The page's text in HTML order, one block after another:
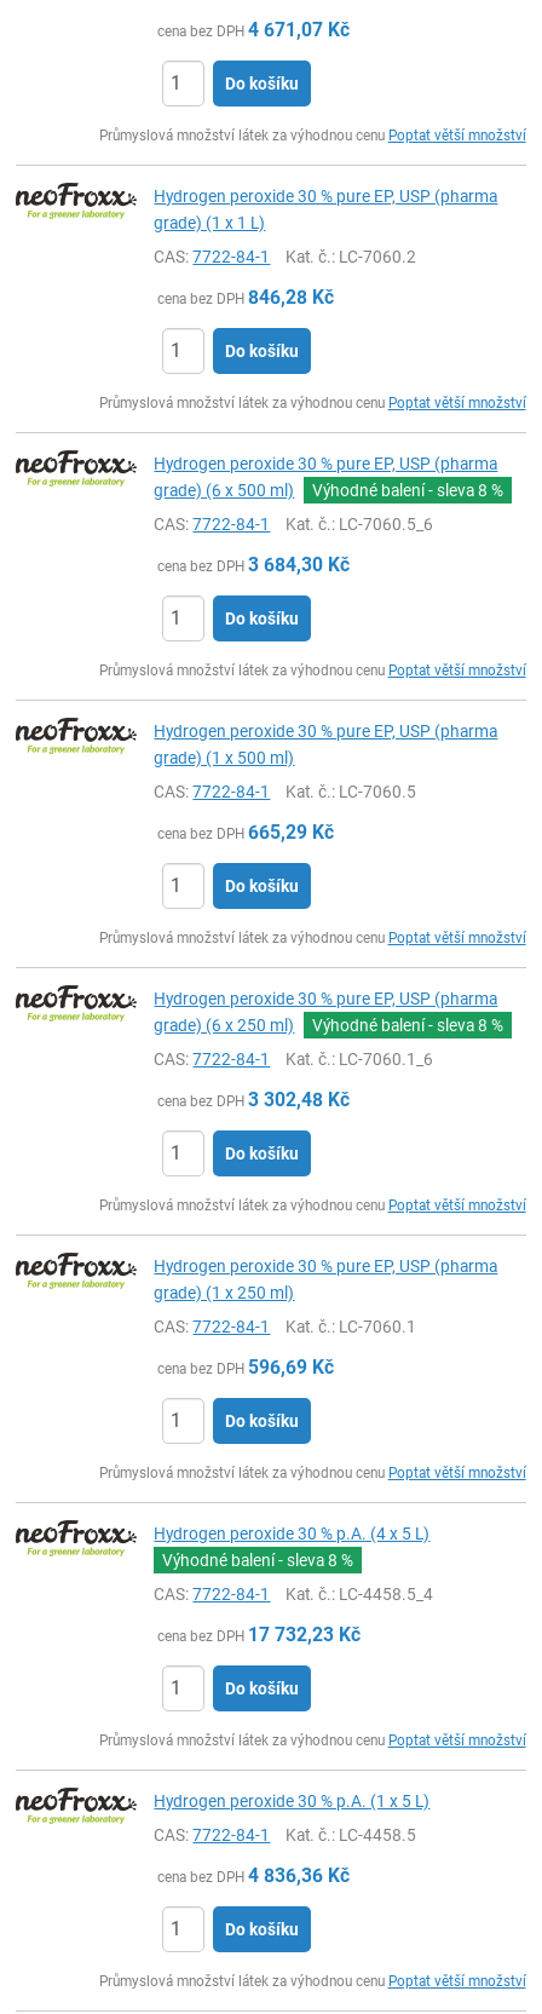
cena bez DPH 4 671,07 Kč
Do košíku
Průmyslová množství látek za výhodnou cenu Poptat větší množství
Hydrogen peroxide 30 % pure EP, USP (pharma
grade) (1 x 1 L)
CAS:7722-84-1 Kat. č.: LC-7060.2
cena bez DPH 846,28 Kč
Do košíku
Průmyslová množství látek za výhodnou cenu Poptat větší množství
Hydrogen peroxide 30 % pure EP, USP (pharma
grade) (6 x 500 ml)
Výhodné balení - sleva8 %
CAS:7722-84-1 Kat. č.: LC-7060.5_6
cena bez DPH 3 684,30 Kč
Do košíku
Průmyslová množství látek za výhodnou cenu Poptat větší množství
Hydrogen peroxide 30 % pure EP, USP (pharma
grade) (1 x 500 ml)
CAS:7722-84-1 Kat. č.: LC-7060.5
cena bez DPH 665,29 Kč
Do košíku
Průmyslová množství látek za výhodnou cenu Poptat větší množství
Hydrogen peroxide 30 % pure EP, USP (pharma
grade) (6 x 250 ml)
Výhodné balení - sleva8 %
CAS:7722-84-1 Kat. č.: LC-7060.1_6
cena bez DPH 3 302,48 Kč
Do košíku
Průmyslová množství látek za výhodnou cenu Poptat větší množství
Hydrogen peroxide 30 % pure EP, USP (pharma
grade) (1 x 250 ml)
CAS:7722-84-1 Kat. č.: LC-7060.1
cena bez DPH 596,69 Kč
Do košíku
Průmyslová množství látek za výhodnou cenu Poptat větší množství
Hydrogen peroxide 30 % p.A. (4 x 5 L)
Výhodné balení - sleva8 %
CAS:7722-84-1 Kat. č.: LC-4458.5_4
cena bez DPH 17 732,23 Kč
Do košíku
Průmyslová množství látek za výhodnou cenu Poptat větší množství
Hydrogen peroxide 30 % p.A. (1 x 5 L)
CAS:7722-84-1 Kat. č.: LC-4458.5
cena bez DPH 4 836,36 Kč
Do košíku
Průmyslová množství látek za výhodnou cenu Poptat větší množství